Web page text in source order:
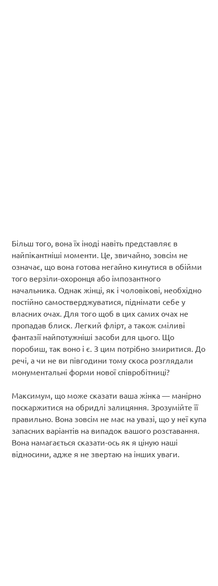
Більш того, вона їх іноді навіть представляє в
найпікантніші моменти. Це, звичайно, зовсім не
означає, що вона готова негайно кинутися в обійми
того верзіли-охоронця або імпозантного
начальника. Однак жінці, як і чоловікові, необхідно
постійно самостверджуватися, піднімати себе у
власних очах. Для того щоб в цих самих очах не
пропадав блиск. Легкий флірт, а також сміливі
фантазії найпотужніші засоби для цього. Що
поробиш, так воно і є. З цим потрібно змиритися. До
речі, а чи не ви півгодини тому скоса розглядали
монументальні форми нової співробітниці?
Максимум, що може сказати ваша жінка — манірно
поскаржитися на обридлі залицяння. Зрозумійте її
правильно. Вона зовсім не має на увазі, що у неї купа
запасних варіантів на випадок вашого розставання.
Вона намагається сказати-ось як я ціную наші
відносини, адже я не звертаю на інших уваги.